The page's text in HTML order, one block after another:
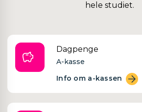
hele studiet.
Dagpenge
A-kasse
Info om a-kassen